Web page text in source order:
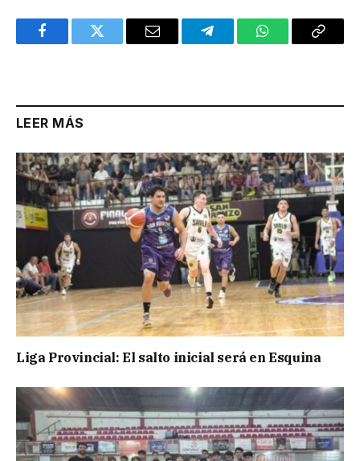
FacebookTwitter Email TelegramWhatsAppCopy
LEER MÁS
Liga Provincial: El salto inicial será en Esquina